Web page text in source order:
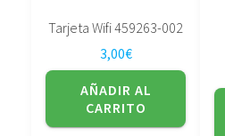
Tarjeta Wifi 459263-002
3,00€
AÑADIR AL
CARRITO